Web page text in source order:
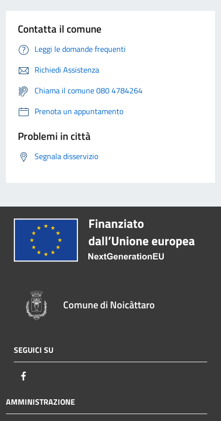
Contatta il comune
Leggi le domande frequenti
Richiedi Assistenza
Chiama il comune 080 4784264
Prenota un appuntamento
Problemi in città
Segnala disservizio
Comune di Noicàttaro
SEGUICI SU
AMMINISTRAZIONE